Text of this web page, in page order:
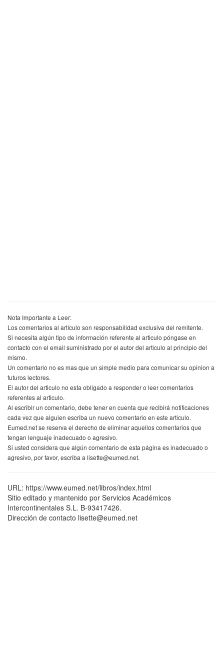
Nota Importante a Leer:
Los comentarios al artículo son responsabilidad exclusiva del remitente.
Si necesita algún tipo de información referente al articulo póngase en
contacto con el email suministrado por el autor del articulo al principio del
mismo.
Un comentario no es mas que un simple medio para comunicar su opinion a
futuros lectores.
El autor del articulo no esta obligado a responder o leer comentarios
referentes al articulo.
Al escribir un comentario, debe tener en cuenta que recibirá notificaciones
cada vez que alguien escriba un nuevo comentario en este articulo.
Eumed.net se reserva el derecho de eliminar aquellos comentarios que
tengan lenguaje inadecuado o agresivo.
Si usted considera que algún comentario de esta página es inadecuado o
agresivo, por favor, escriba a lisette@eumed.net.
URL: https://www.eumed.net/libros/index.html
Sitio editado y mantenido por Servicios Académicos
Intercontinentales S.L. B-93417426.
Dirección de contacto lisette@eumed.net